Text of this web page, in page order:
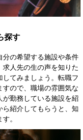
探す
分の希望する施設や条件
人先の生の声を知りた
てみましょう。転職フ
すので、職場の雰囲気な
が勤務している施設を紹
紹介してもらうと、知
。